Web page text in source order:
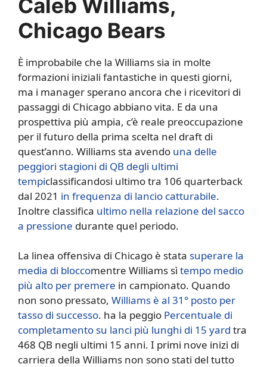
Caleb Williams,
Chicago Bears
È improbabile che la Williams sia in molte
formazioni iniziali fantastiche in questi giorni,
ma i manager sperano ancora che i ricevitori di
passaggi di Chicago abbiano vita. E da una
prospettiva più ampia, c’è reale preoccupazione
per il futuro della prima scelta nel draft di
quest’anno. Williams sta avendo una delle
peggiori stagioni di QB degli ultimi
tempiclassificandosi ultimo tra 106 quarterback
dal 2021 in frequenza di lancio catturabile.
Inoltre classifica ultimo nella relazione del sacco
a pressione durante quel periodo.
La linea offensiva di Chicago è stata superare la
media di bloccomentre Williams sìtempo medio
più alto per premere in campionato. Quando
non sono pressato, Williams è al 31° posto per
tasso di successo. ha la peggio Percentuale di
completamento su lanci più lunghi di 15 yard tra
468 QB negli ultimi 15 anni. I primi nove inizi di
carriera della Williams non sono stati del tutto